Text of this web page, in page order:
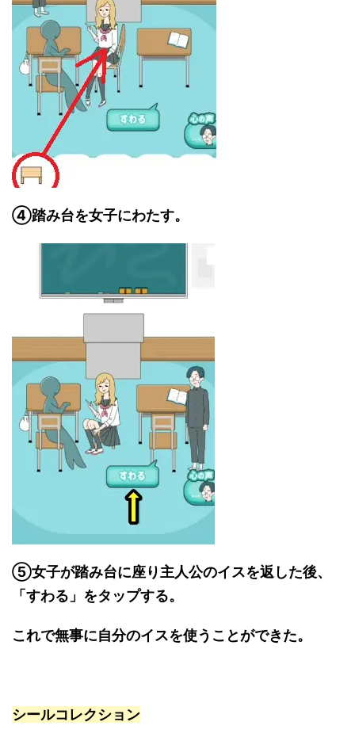
④踏み台を女子にわたす。
⑤女子が踏み台に座り主人公のイスを返した後、
「すわる」をタップする。
これで無事に自分のイスを使うことができた。
シールコレクション